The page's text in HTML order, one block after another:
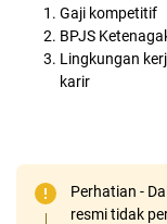
Gaji kompetitif
BPJS
Lingkungan
karir
Perhatian -
resmi tidak